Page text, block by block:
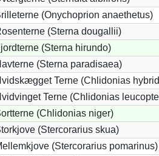
(Onychoprion anaethetus)
(Sterna dougallii)
(Sterna hirundo)
(Sterna paradisaea)
Terne (Chlidonias
Terne (Chlidonias
(Chlidonias niger)
(Stercorarius skua)
(Stercorarius pomarinus)